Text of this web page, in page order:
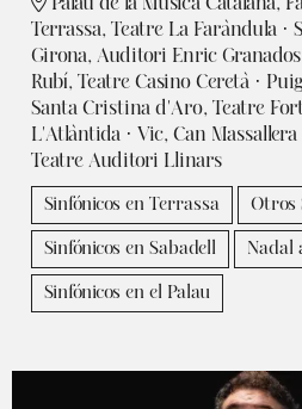
Terrassa, Teatre La Faràndula ·
Girona, Auditori Enric Granados
Rubí, Teatre Casino Ceretà ·
Santa Cristina d'Aro, Teatre
L'Atlàntida · Vic, Can
Teatre Auditori Llinars
Sinfónicos en Terrassa Otros
Sinfónicos en Sabadell Nadal
Sinfónicos en el Palau